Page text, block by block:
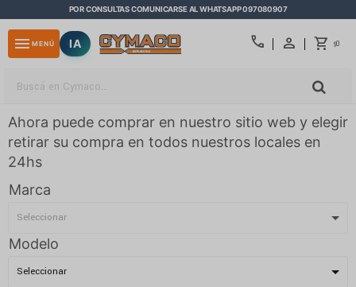
POR CONSULTAS COMUNICARSE AL WHATSAPP 097080907
call $0
menu MENÚ IA
Ahora puede comprar en nuestro sitio web y elegir
retirar su compra en todos nuestros locales en
24hs
Marca
Modelo
close